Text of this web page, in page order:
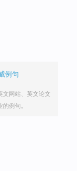
例句
文网站、英文论文
例句。